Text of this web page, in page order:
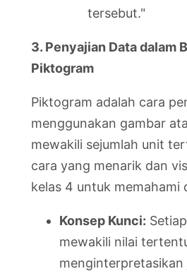
tersebut."
3. Penyajian Data dalam
Piktogram
Piktogram adalah cara
menggunakan gambar
mewakili sejumlah unit
cara yang menarik dan
kelas 4 untuk memahami
Konsep Kunci:
mewakili nilai
menginterpretasikan